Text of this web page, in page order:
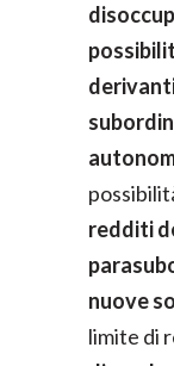
redditi
nuove
limite di